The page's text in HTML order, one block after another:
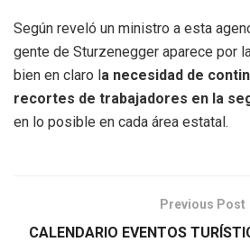
Según reveló un ministro a esta
gente de Sturzenegger aparece por
bien en claro la necesidad de
recortes de trabajadores en la
en lo posible en cada área estatal.
Previous Post
CALENDARIO EVENTOS